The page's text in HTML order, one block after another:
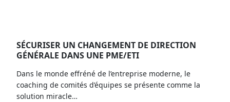
SÉCURISER UN CHANGEMENT DE DIRECTION
GÉNÉRALE DANS UNE PME/ETI
Dans le monde effréné de l’entreprise moderne, le
coaching de comités d’équipes se présente comme la
solution miracle…